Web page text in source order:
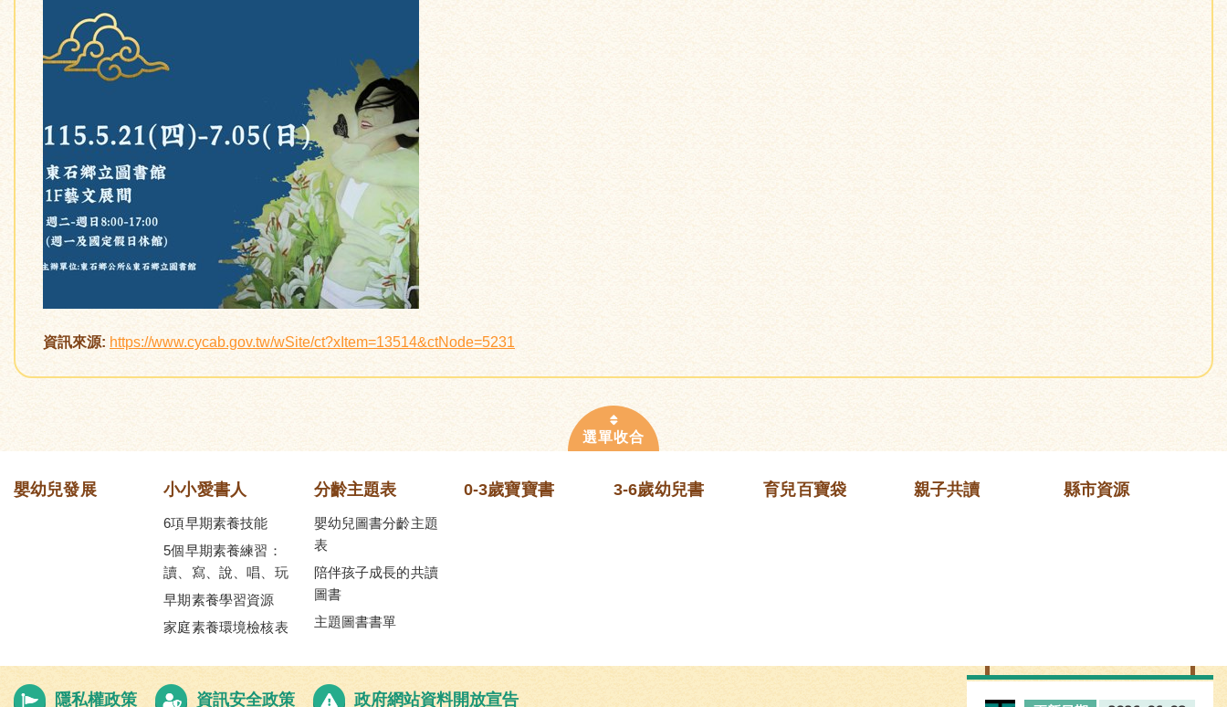
資訊來源: https://www.cycab.gov.tw/wSite/ct?xItem=13514&ctNode=5231
嬰幼兒發展 小小愛書人
6項早期素養技能
5個早期素養練習：
讀、寫、說、唱、玩
早期素養學習資源
家庭素養環境檢核表
分齡主題表
嬰幼兒圖書分齡主題
表
陪伴孩子成長的共讀
圖書
主題圖書書單
0-3歲寶寶書 3-6歲幼兒書 育兒百寶袋 親子共讀 縣市資源
隱私權政策 資訊安全政策 政府網站資料開放宣告